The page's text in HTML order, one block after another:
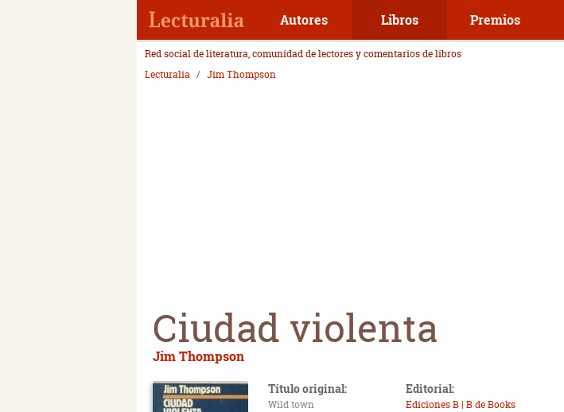
Autores Libros Premios
Red social de literatura, comunidad de lectores y comentarios de libros
Lecturalia
Jim Thompson
Ciudad violenta
Jim Thompson
Título original:
Wild town
Editorial:
Ediciones B | B de Books